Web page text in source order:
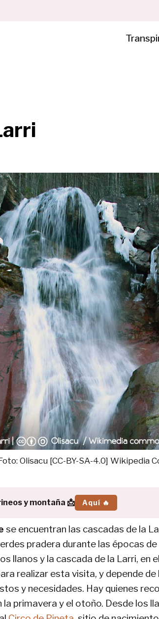
Olisacu [CC-BY-SA-4.0] Wikipedia
y montaña 📩 Aquí 🔥
se encuentran las cascadas de la
pradera durante las épocas
llanos y la cascada de la Larri, en
realizar esta visita, y depende
y necesidades. Hay quienes
primavera y el otoño. Desde los